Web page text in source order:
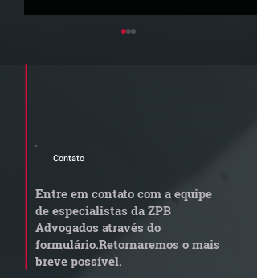
STJ admite
por penosidade e acende
alerta para
transportadoras
Contato
Entre em contato com a equipe
de especialistas da ZPB
Advogados através do
formulário.Retornaremos o mais
breve possível.